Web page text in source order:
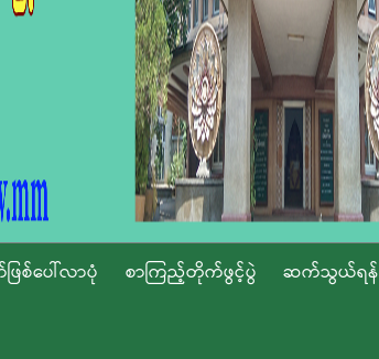
စ်ပေါ်လာပုံ စာကြည့်တိုက်ဖွင့်ပွဲ ဆက်သွယ်ရန်